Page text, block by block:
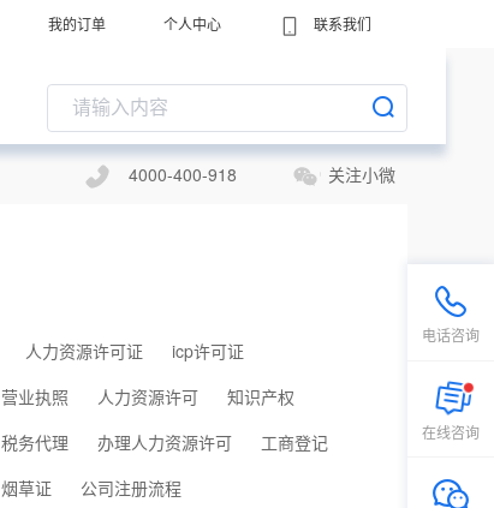
我的订单 个人中心 联系我们
4000-400-918 关注小微
人力资源许可证
icp许可证
营业执照 人力资源许可
知识产权
税务代理 办理人力资源许可
工商登记
烟草证
公司注册流程
电话咨询
在线咨询